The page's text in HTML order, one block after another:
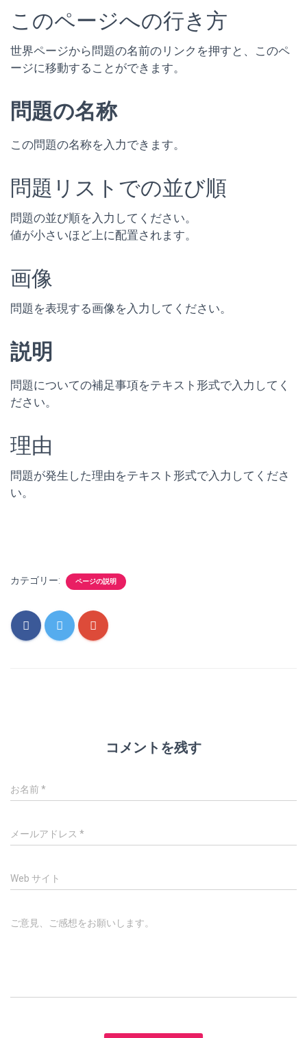
このページへの行き方
世界ページから問題の名前のリンクを押すと、このペ
ージに移動することができます。
問題の名称
この問題の名称を入力できます。
問題リストでの並び順
問題の並び順を入力してください。
値が小さいほど上に配置されます。
画像
問題を表現する画像を入力してください。
説明
問題についての補足事項をテキスト形式で入力してく
ださい。
理由
問題が発生した理由をテキスト形式で入力してくださ
い。
カテゴリー: ページの説明
コメントを残す
お名前*
メールアドレス *
Web サイト
ご意見、ご感想をお願いします。